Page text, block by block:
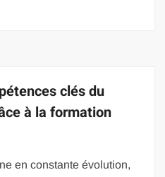
clés du
à la formation
en constante évolution,